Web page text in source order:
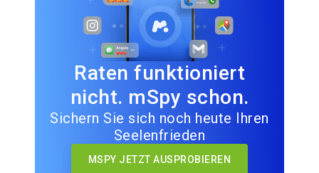
Raten funktioniert
nicht. mSpy schon.
Sichern Sie sich noch heute Ihren
Seelenfrieden
MSPY JETZT AUSPROBIEREN